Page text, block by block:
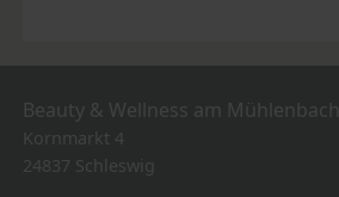
Beauty & Wellness am Mühlenbach
Kornmarkt 4
24837 Schleswig